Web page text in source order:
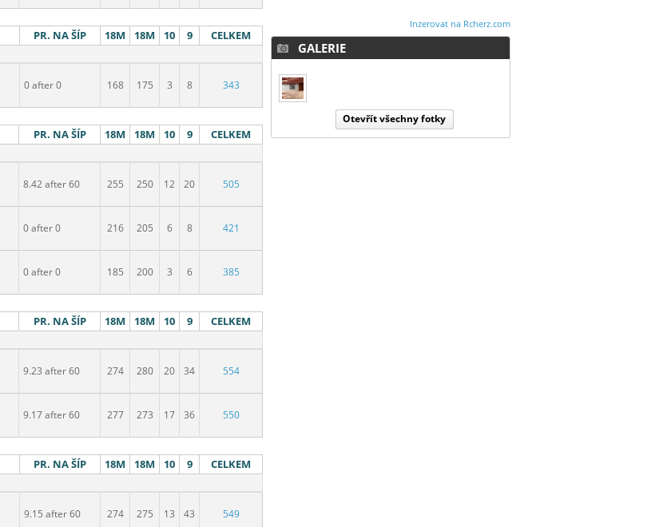
PR. NA ŠÍP 18M 18M 10 9 CELKEM
0 after 0 168 175 3 8 343
PR. NA ŠÍP 18M 18M 10 9 CELKEM
8.42 after 60 255 250 12 20 505
0 after 0 216 205 6 8 421
0 after 0 185 200 3 6 385
PR. NA ŠÍP 18M 18M 10 9 CELKEM
9.23 after 60 274 280 20 34 554
9.17 after 60 277 273 17 36 550
PR. NA ŠÍP 18M 18M 10 9 CELKEM
9.15 after 60 274 275 13 43 549
Inzerovat na Rcherz.com
GALERIE
Otevřít všechny fotky